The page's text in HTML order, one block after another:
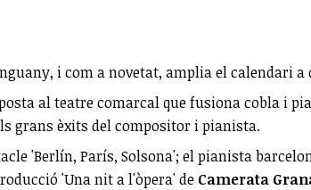
i com a novetat, amplia el calendari a
al teatre comarcal que fusiona cobla i
grans èxits del compositor i pianista.
'Berlín, París, Solsona'; el pianista
'Una nit a l'òpera' de Camerata